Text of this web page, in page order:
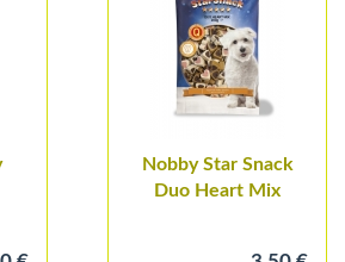
Nobby Star Snack
Duo Heart Mix